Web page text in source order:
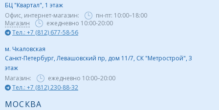
БЦ "Квартал", 1 этаж
Офис, интернет-магазин:
пн-пт: 10:00–18:00
Магазин
ежедневно 10:00-20:00
Тел.: +7 (812) 677-58-56
м. Чкаловская
Санкт-Петербург, Левашовский пр, дом 11/7, СК "Метрострой", 3
этаж
Магазин:
ежедневно 10:00–20:00
Тел.: +7 (812) 230-88-32
МОСКВА